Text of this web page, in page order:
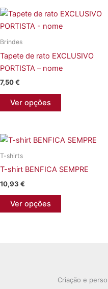
Brindes
Tapete de rato EXCLUSIVO
PORTISTA – nome
7,50€
Ver opções
T-shirts
T-shirt BENFICA SEMPRE
10,93 €
Ver opções
This
may
Criação e